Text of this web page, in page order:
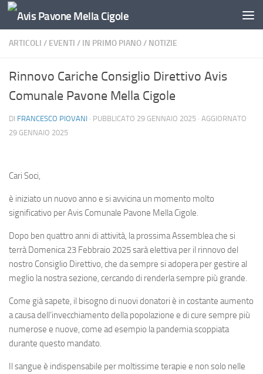
Salta al contenuto
ARTICOLI / EVENTI / IN PRIMO PIANO/ NOTIZIE
Rinnovo Cariche Consiglio Direttivo Avis
Comunale Pavone Mella Cigole
DI FRANCESCO PIOVANI · PUBBLICATO 29 GENNAIO 2025 · AGGIORNATO
29 GENNAIO 2025
Cari Soci,
è iniziato un nuovo anno e si avvicina un momento molto
significativo per Avis Comunale Pavone Mella Cigole.
Dopo ben quattro anni di attività, la prossima Assemblea che si
terrà Domenica 23 Febbraio 2025 sarà elettiva per il rinnovo del
nostro Consiglio Direttivo, che da sempre si adopera per gestire al
meglio la nostra sezione, cercando di renderla sempre più grande.
Come già sapete, il bisogno di nuovi donatori è in costante aumento
a causa dell’invecchiamento della popolazione e di cure sempre più
numerose e nuove, come ad esempio la pandemia scoppiata
durante questo mandato.
Il sangue è indispensabile per moltissime terapie e non solo nelle